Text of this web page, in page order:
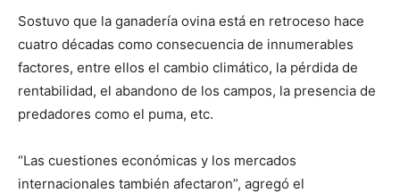
Sostuvo que la ganadería ovina está en retroceso hace
cuatro décadas como consecuencia de innumerables
factores, entre ellos el cambio climático, la pérdida de
rentabilidad, el abandono de los campos, la presencia de
predadores como el puma, etc.
“Las cuestiones económicas y los mercados
internacionales también afectaron”, agregó el